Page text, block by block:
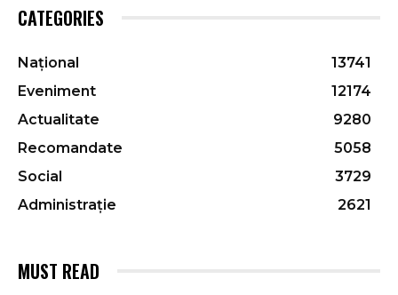
CATEGORIES
Național
13741
Eveniment
12174
Actualitate
9280
Recomandate
5058
Social
3729
Administrație
2621
MUST READ